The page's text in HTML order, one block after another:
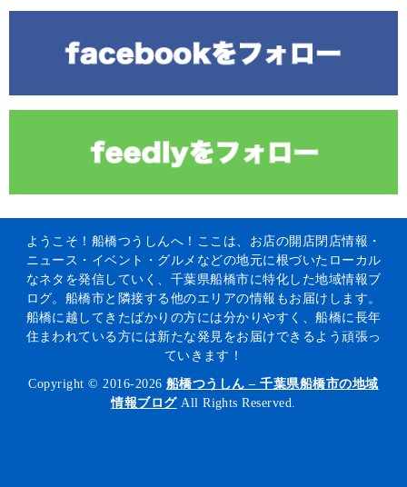
ようこそ！船橋つうしんへ！ここは、お店の開店閉店情報・
ニュース・イベント・グルメなどの地元に根づいたローカル
なネタを発信していく、千葉県船橋市に特化した地域情報ブ
ログ。船橋市と隣接する他のエリアの情報もお届けします。
船橋に越してきたばかりの方には分かりやすく、船橋に長年
住まわれている方には新たな発見をお届けできるよう頑張っ
ていきます！
Copyright © 2016-2026 船橋つうしん – 千葉県船橋市の地域
情報ブログAll Rights Reserved.